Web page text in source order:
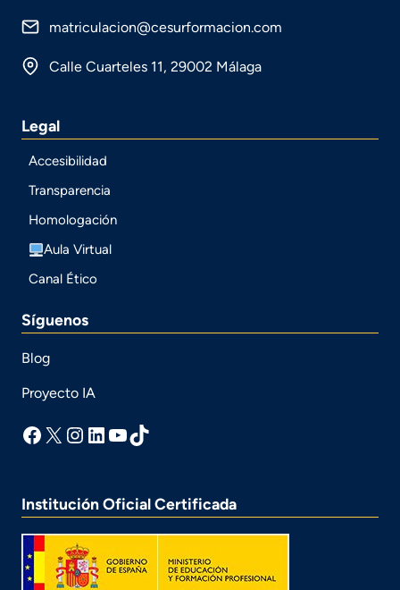
matriculacion@cesurformacion.com
Calle Cuarteles 11, 29002 Málaga
Legal
Accesibilidad
Transparencia
Homologación
Aula Virtual
Canal Ético
Síguenos
Blog
Proyecto IA
facebook
X Instagram
LinkedIn
YouTube
TikTok
Institución Oficial Certificada